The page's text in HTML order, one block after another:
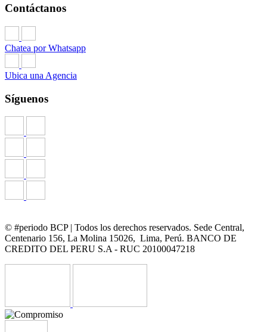
Contáctanos
Chatea por Whatsapp
Ubica una Agencia
Síguenos
© #periodo BCP | Todos los derechos reservados. Sede Central,
Centenario 156, La Molina 15026, Lima, Perú. BANCO DE
CREDITO DEL PERU S.A - RUC 20100047218